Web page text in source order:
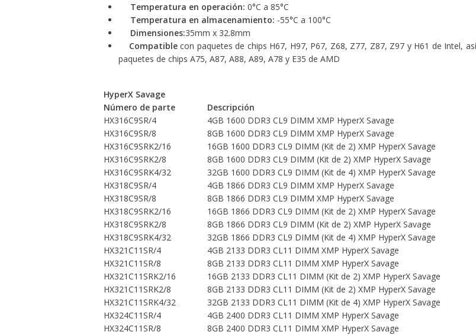
Temperatura en operación: 0°C a 85°C
Temperatura en almacenamiento: -55°C a 100°C
Dimensiones:35mm x 32.8mm
Compatiblecon paquetes de chips H67, H97, P67, Z68, Z77, Z87, Z97 y H61 de Intel,
paquetes de chips A75, A87, A88, A89, A78 y E35 de AMD
HyperX Savage
Número de parte
Descripción
HX316C9SR/4
4GB 1600 DDR3 CL9 DIMM XMP HyperX Savage
HX316C9SR/8
8GB 1600 DDR3 CL9 DIMM XMP HyperX Savage
HX316C9SRK2/16
16GB 1600 DDR3 CL9 DIMM (Kit de 2) XMP HyperX Savage
HX316C9SRK2/8
8GB 1600 DDR3 CL9 DIMM (Kit de 2) XMP HyperX Savage
HX316C9SRK4/32
32GB 1600 DDR3 CL9 DIMM (Kit de 4) XMP HyperX Savage
HX318C9SR/4
4GB 1866 DDR3 CL9 DIMM XMP HyperX Savage
HX318C9SR/8
8GB 1866 DDR3 CL9 DIMM XMP HyperX Savage
HX318C9SRK2/16
16GB 1866 DDR3 CL9 DIMM (Kit de 2) XMP HyperX Savage
HX318C9SRK2/8
8GB 1866 DDR3 CL9 DIMM (Kit de 2) XMP HyperX Savage
HX318C9SRK4/32
32GB 1866 DDR3 CL9 DIMM (Kit de 4) XMP HyperX Savage
HX321C11SR/4
4GB 2133 DDR3 CL11 DIMM XMP HyperX Savage
HX321C11SR/8
8GB 2133 DDR3 CL11 DIMM XMP HyperX Savage
HX321C11SRK2/16
16GB 2133 DDR3 CL11 DIMM (Kit de 2) XMP HyperX Savage
HX321C11SRK2/8
8GB 2133 DDR3 CL11 DIMM (Kit de 2) XMP HyperX Savage
HX321C11SRK4/32
32GB 2133 DDR3 CL11 DIMM (Kit de 4) XMP HyperX Savage
HX324C11SR/4
4GB 2400 DDR3 CL11 DIMM XMP HyperX Savage
HX324C11SR/8
8GB 2400 DDR3 CL11 DIMM XMP HyperX Savage